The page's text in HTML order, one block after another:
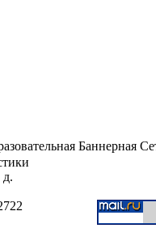
Баннерная